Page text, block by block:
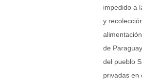
impedido a
y
de
del pueblo
privadas en